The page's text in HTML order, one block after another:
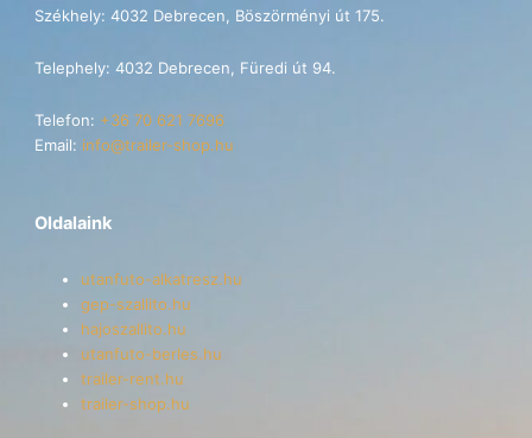
Székhely: 4032 Debrecen, Böszörményi út 175.
Telephely: 4032 Debrecen, Füredi út 94.
Telefon: +36 70 621 7696
Email: info@trailer-shop.hu
Oldalaink
utanfuto-alkatresz.hu
gep-szallito.hu
hajoszallito.hu
utanfuto-berles.hu
trailer-rent.hu
trailer-shop.hu